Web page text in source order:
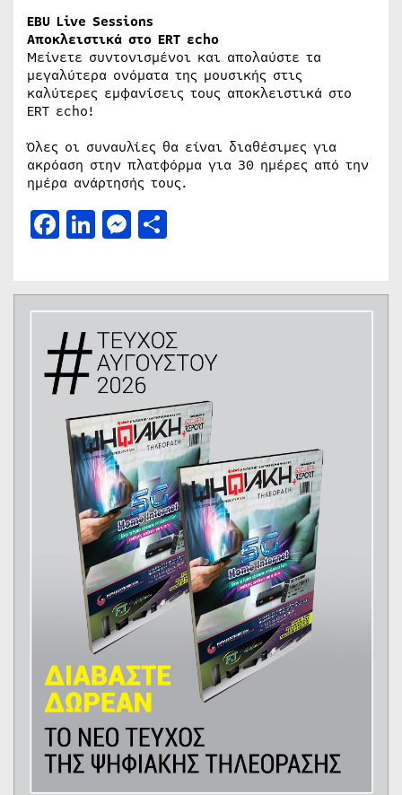
EBU Live Sessions
Αποκλειστικά στο ERT εcho
Μείνετε συντονισμένοι και απολαύστε τα
μεγαλύτερα ονόματα της μουσικής στις
καλύτερες εμφανίσεις τους αποκλειστικά στο
ERT εcho!
Όλες οι συναυλίες θα είναι διαθέσιμες για
ακρόαση στην πλατφόρμα για 30 ημέρες από την
ημέρα ανάρτησής τους.
Facebook
LinkedIn
Messenger